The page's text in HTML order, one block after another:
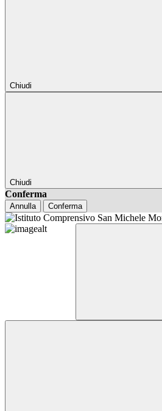
Chiudi
Chiudi
Conferma
Annulla Conferma